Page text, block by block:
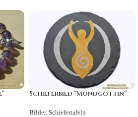
Schieferbild “Mondgöttin”
Bilder, Schiefertafeln